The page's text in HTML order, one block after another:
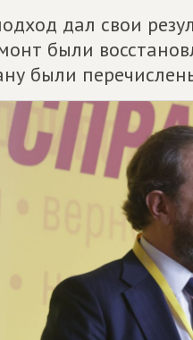
дал свои
были
были